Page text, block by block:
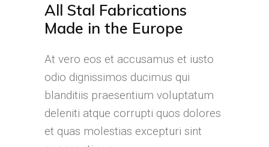
All Stal Fabrications
Made in the Europe
At vero eos et accusamus et iusto
odio dignissimos ducimus qui
blanditiis praesentium voluptatum
deleniti atque corrupti quos dolores
et quas molestias excepturi sint